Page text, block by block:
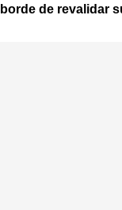
borde de revalidar